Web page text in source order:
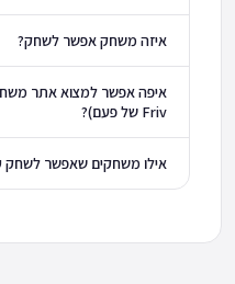
איזה משחק אפשר לשחק?
איפה אפשר למצוא אתר
Friv של פעם)?
אילו משחקים שאפשר